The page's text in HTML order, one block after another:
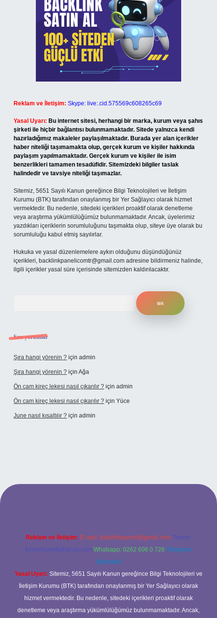
Reklam ve İletişim: Skype: live:.cid.575569c608265c69
Yasal Uyarı: Bu internet sitesi, herhangi bir marka, kurum veya şahıs
şirketi ile hiçbir bağlantısı bulunmamaktadır. Sitede yalnızca kendi
hazırladığımız makaleler paylaşılmaktadır. Burada yer alan içerikler
haber niteliği taşımamakta olup, gerçek kurum ve kişiler hakkında
paylaşım yapılmamaktadır. Gerçek kurum ve kişiler ile isim
benzerlikleri tamamen tesadüfidir. Sitemizdeki bilgiler taslak
halindedir ve tavsiye niteliği taşımazlar.
Sitemiz, 5651 Sayılı Kanun gereğince Bilgi Teknolojileri ve İletişim
Kurumu (BTK) tarafından onaylanmış bir Yer Sağlayıcı olarak hizmet
vermektedir. Bu nedenle, sitedeki içerikleri proaktif olarak denetleme
veya araştırma yükümlülüğümüz bulunmamaktadır. Ancak, üyelerimiz
yazdıkları içeriklerin sorumluluğunu taşımakta olup, siteye üye olarak bu
sorumluluğu kabul etmiş sayılırlar.
Hukuka ve yasal düzenlemelere aykırı olduğunu düşündüğünüz
içerikleri, backlinkpanelicomtr@gmail.com adresine bildirmeniz halinde,
ilgili içerikler yasal süre içerisinde sitemizden kaldırılacaktır.
Son yorumlar
Şıra hangi yörenin ? için admin
Şıra hangi yörenin ? için Ağa
Ön cam kireç lekesi nasıl çıkarılır ? için admin
Ön cam kireç lekesi nasıl çıkarılır ? için Yüce
June nasıl kısaltılır ? için admin
giriş
Reklam ve İletişim: E-mail: backlinkpaneli@gmail.com Teams:
forumhizmeti@gmail.com Whatsapp: 0262 606 0 726 Telegram:
@karabul
Yasal Uyarı: Sitemiz, 5651 Sayılı Kanun gereğince Bilgi Teknolojileri ve
İletişim Kurumu (BTK) tarafından onaylanmış bir Yer Sağlayıcı olarak
hizmet vermektedir. Bu nedenle, sitedeki içerikleri proaktif olarak
denetleme veya araştırma yükümlülüğümüz bulunmamaktadır. Ancak,